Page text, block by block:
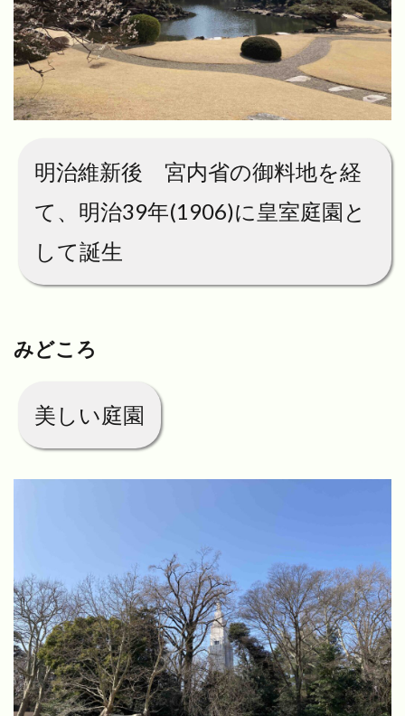
明治維新後 宮内省の御料地を経
て、明治39年(1906)に皇室庭園と
して誕生
みどころ
美しい庭園